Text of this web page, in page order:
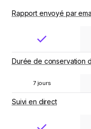
Rapport envoyé par
Durée de conservation
7 jours
Suivi en direct